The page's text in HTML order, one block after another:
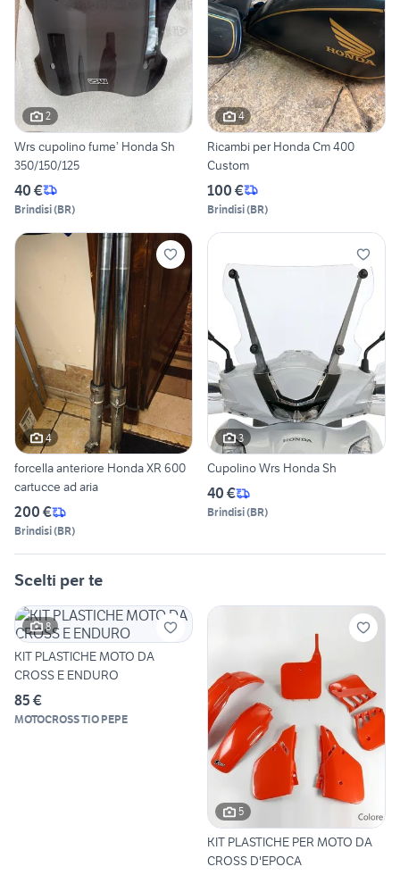
2
Wrs cupolino fume’ Honda Sh
350/150/125
40 €
Brindisi(BR)
4
Ricambi per Honda Cm 400
Custom
100 €
Brindisi(BR)
4
forcella anteriore Honda XR 600
cartucce ad aria
200 €
Brindisi(BR)
3
Cupolino Wrs Honda Sh
40 €
Brindisi(BR)
Scelti per te
8
KIT PLASTICHE MOTO DA
CROSS E ENDURO
85 €
MOTOCROSS TIO PEPE
5
KIT PLASTICHE PER MOTO DA
CROSS D'EPOCA